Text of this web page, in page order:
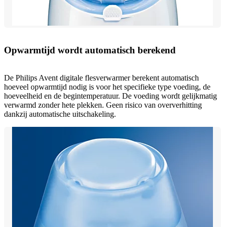
Opwarmtijd wordt automatisch berekend
De Philips Avent digitale flesverwarmer berekent automatisch
hoeveel opwarmtijd nodig is voor het specifieke type voeding, de
hoeveelheid en de begintemperatuur. De voeding wordt gelijkmatig
verwarmd zonder hete plekken. Geen risico van oververhitting
dankzij automatische uitschakeling.